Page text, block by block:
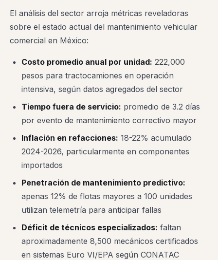
El análisis del sector arroja métricas reveladoras
sobre el estado actual del mantenimiento vehicular
comercial en México:
Costo promedio anual por unidad: 222,000
pesos para tractocamiones en operación
intensiva, según datos agregados del sector
Tiempo fuera de servicio: promedio de 3.2 días
por evento de mantenimiento correctivo mayor
Inflación en refacciones: 18-22% acumulado
2024-2026, particularmente en componentes
importados
Penetración de mantenimiento predictivo:
apenas 12% de flotas mayores a 100 unidades
utilizan telemetría para anticipar fallas
Déficit de técnicos especializados: faltan
aproximadamente 8,500 mecánicos certificados
en sistemas Euro VI/EPA según CONATAC